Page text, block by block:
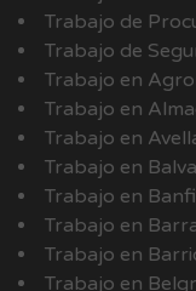
Trabajo de
Trabajo de
Trabajo en
Trabajo en
Trabajo en
Trabajo en
Trabajo en
Trabajo en
Trabajo en
Trabajo en